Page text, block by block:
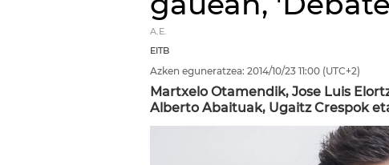
A.E.
EITB
Azken eguneratzea: 2014/10/23 11:00 (UTC+2)
Martxelo Otamendik, Jose Luis
Alberto Abaituak, Ugaitz Crespok